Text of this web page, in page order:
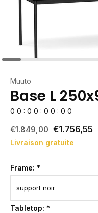
Muuto
Base L
0 0 : 0 0 : 0 0 : 0 0
€1.849,00 €1.756,55
Livraison gratuite
Frame: *
Tabletop: *